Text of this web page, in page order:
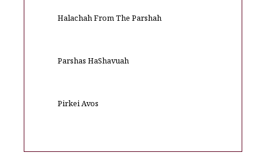
Halachah From The Parshah
Parshas HaShavuah
Pirkei Avos